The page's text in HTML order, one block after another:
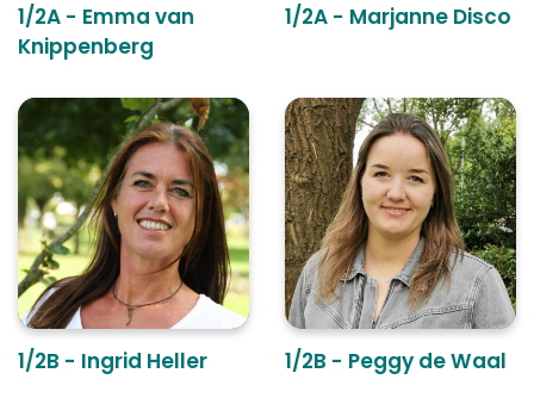
1/2A - Emma van
Knippenberg
1/2A - Marjanne Disco
1/2B - Ingrid Heller 1/2B - Peggy de Waal